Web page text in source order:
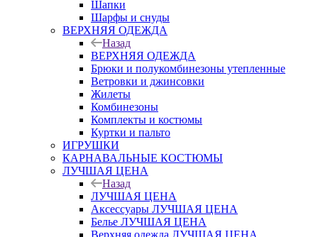
Шапки
Шарфы и снуды
ВЕРХНЯЯ ОДЕЖДА
Назад
ВЕРХНЯЯ ОДЕЖДА
Брюки и полукомбинезоны утепленные
Ветровки и джинсовки
Жилеты
Комбинезоны
Комплекты и костюмы
Куртки и пальто
ИГРУШКИ
КАРНАВАЛЬНЫЕ КОСТЮМЫ
ЛУЧШАЯ ЦЕНА
Назад
ЛУЧШАЯ ЦЕНА
Аксессуары ЛУЧШАЯ ЦЕНА
Белье ЛУЧШАЯ ЦЕНА
Верхняя одежда ЛУЧШАЯ ЦЕНА